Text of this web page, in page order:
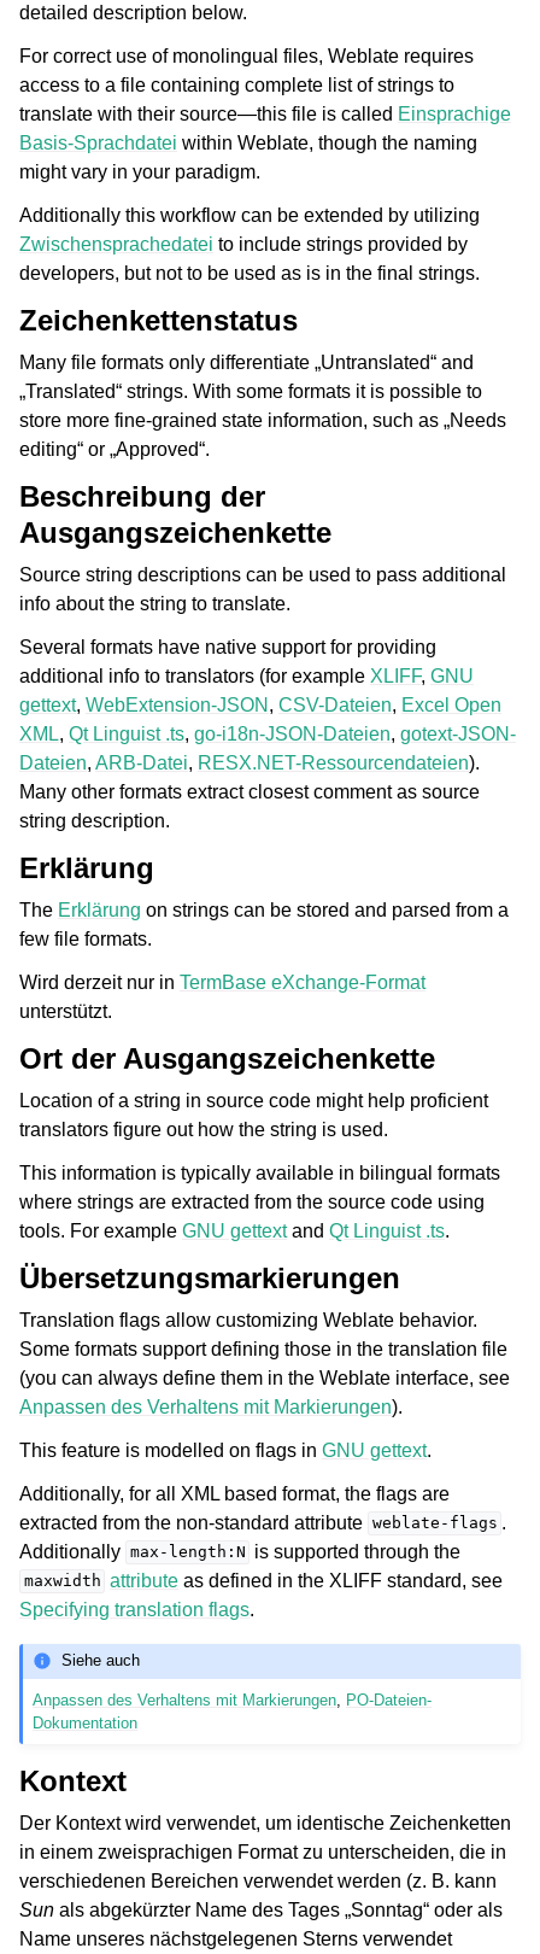
detailed description below.
For correct use of monolingual files, Weblate requires
access to a file containing complete list of strings to
translate with their source—this file is called Einsprachige
Basis-Sprachdatei within Weblate, though the naming
might vary in your paradigm.
Additionally this workflow can be extended by utilizing
Zwischensprachedatei to include strings provided by
developers, but not to be used as is in the final strings.
Zeichenkettenstatus
Many file formats only differentiate „Untranslated“ and
„Translated“ strings. With some formats it is possible to
store more fine-grained state information, such as „Needs
editing“ or „Approved“.
Beschreibung der
Ausgangszeichenkette
Source string descriptions can be used to pass additional
info about the string to translate.
Several formats have native support for providing
additional info to translators (for example XLIFF, GNU
gettext, WebExtension-JSON , CSV-Dateien, Excel Open
XML, Qt Linguist .ts, go-i18n-JSON-Dateien, gotext-JSON-
Dateien, ARB-Datei, RESX.NET-Ressourcendateien).
Many other formats extract closest comment as source
string description.
Erklärung
The Erklärung on strings can be stored and parsed from a
few file formats.
Wird derzeit nur in TermBase eXchange-Format
unterstützt.
Ort der Ausgangszeichenkette
Location of a string in source code might help proficient
translators figure out how the string is used.
This information is typically available in bilingual formats
where strings are extracted from the source code using
tools. For example GNU gettextand Qt Linguist .ts.
Übersetzungsmarkierungen
Translation flags allow customizing Weblate behavior.
Some formats support defining those in the translation file
(you can always define them in the Weblate interface, see
Anpassen des Verhaltens mit Markierungen).
This feature is modelled on flags in GNU gettext.
Additionally, for all XML based format, the flags are
extracted from the non-standard attribute weblate-flags .
Additionally max-length:N is supported through the
maxwidth attribute as defined in the XLIFF standard, see
Specifying translation flags.
Siehe auch
Anpassen des Verhaltens mit Markierungen PO-Dateien-
Dokumentation
Kontext
Der Kontext wird verwendet, um identische Zeichenketten
in einem zweisprachigen Format zu unterscheiden, die in
verschiedenen Bereichen verwendet werden (z. B. kann
Sun als abgekürzter Name des Tages „Sonntag“ oder als
Name unseres nächstgelegenen Sterns verwendet